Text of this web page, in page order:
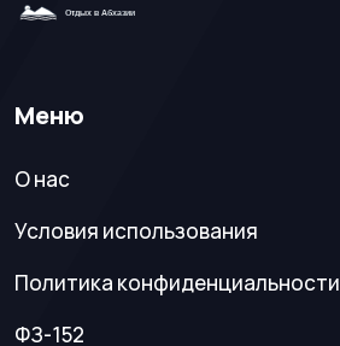
Меню
О нас
Условия использования
Политика конфиденциальности
ФЗ-152